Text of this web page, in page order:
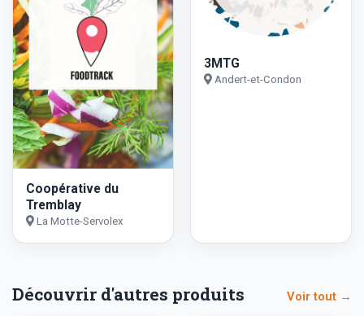
Coopérative du
Tremblay
La Motte-Servolex
3MTG
Andert-et-Condon
Découvrir d'autres produits Voir tout →